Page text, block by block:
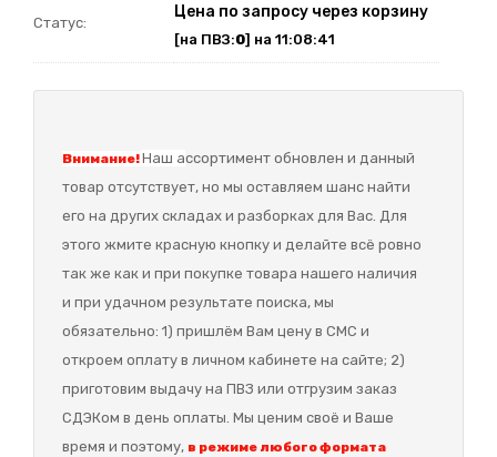
Статус:
Цена по запросу через корзину
[на ПВЗ:0] на 11:08:41
Внимание!Наш ассортимент обновлен и данный
товар отсутствует, но мы оставляем шанс найти
его на других складах и разборках для Вас. Для
этого жмите красную кнопку и делайте всё ровно
так же как и при покупке товара нашего наличия
и при удачном результате поиска, мы
обязательно: 1) пришлём Вам цену в СМС и
откроем оплату в личном кабинете на сайте; 2)
приготовим выдачу на ПВЗ или отгрузим заказ
СДЭКом в день оплаты. Мы ценим своё и Ваше
время и поэтому, в режиме любого формата